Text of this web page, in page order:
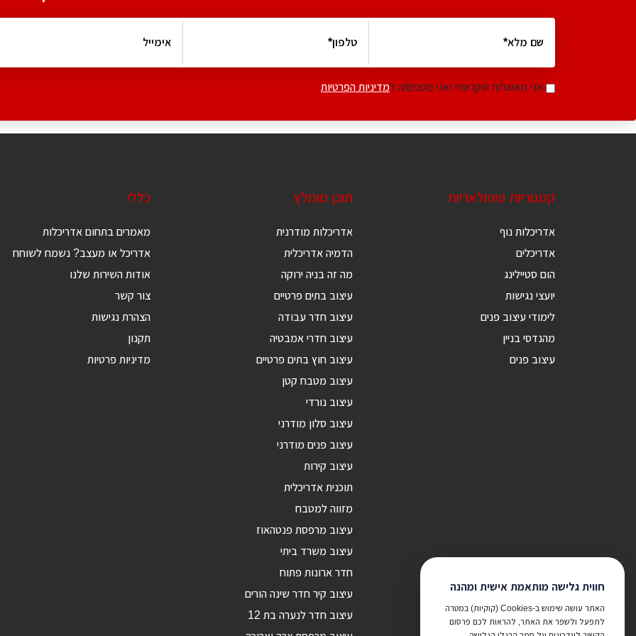
אני מאשר/ת שקראתי ואני מסכים/ה למדיניות הפרטיות
חווית גלישה מותאמת אישית ומהנה
האתר עושה שימוש ב-Cookies (קוקיות) במטרה
לתפעל ולשפר את האתר, להראות לכם פרסום
קטגוריות פופולאריות
אדריכלות נוף
אדריכלים
הום סטיילינג
יועצי נגישות
לימודי עיצוב פנים
מהנדסי בניין
עיצוב פנים
תוכן מומלץ
אדריכלות מודרנית
הדמיה אדריכלית
מה זה בניה ירוקה
עיצוב בתים פרטיים
עיצוב חדר עבודה
עיצוב חדרי אמבטיה
עיצוב חוץ בתים פרטיים
עיצוב מטבח קטן
עיצוב נורדי
עיצוב סלון מודרני
עיצוב פנים מודרני
עיצוב קירות
תוכנית אדריכלית
מזווה למטבח
עיצוב מרפסת פנטהאוז
עיצוב משרד ביתי
חדר ארונות פתוח
עיצוב קיר חדר שינה הורים
עיצוב חדר לנערה בת 12
כללי
מאמרים בתחום אדריכלות
אדריכל או מעצב? נשמח לשוחח
אודות השירות שלנו
צור קשר
הצהרת נגישות
תקנון
מדיניות פרטיות